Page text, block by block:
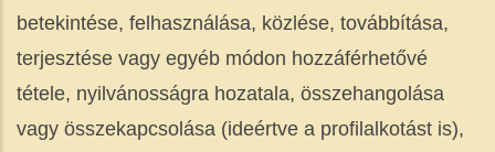
betekintése, felhasználása, közlése, továbbítása,
terjesztése vagy egyéb módon hozzáférhetővé
tétele, nyilvánosságra hozatala, összehangolása
vagy összekapcsolása (ideértve a profilalkotást is),